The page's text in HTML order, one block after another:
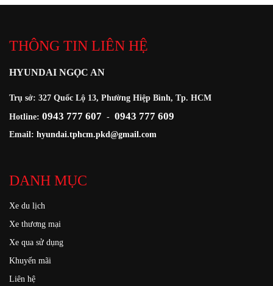
THÔNG TIN LIÊN HỆ
HYUNDAI NGỌC AN
Trụ sở: 327 Quốc Lộ 13, Phường Hiệp Bình, Tp. HCM
Hotline: 0943 777 607 - 0943 777 609
Email: hyundai.tphcm.pkd@gmail.com
DANH MỤC
Xe du lịch
Xe thương mại
Xe qua sử dụng
Khuyến mãi
Liên hệ